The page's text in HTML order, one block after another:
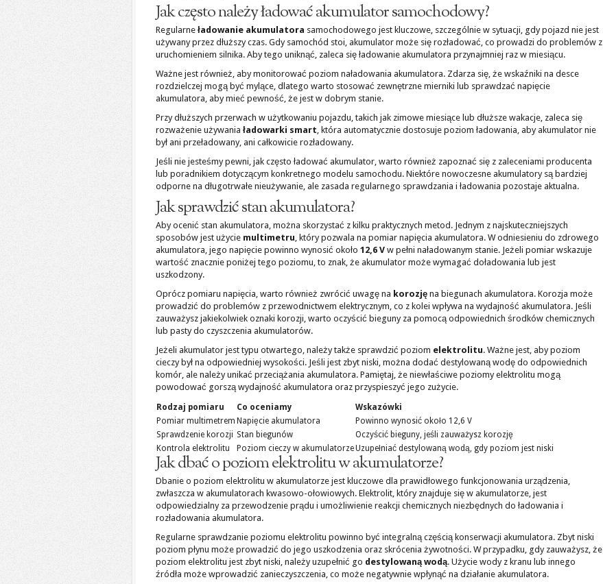
Jak często należy ładować akumulator samochodowy?
Regularne ładowanie akumulatora samochodowego jest kluczowe, szczególnie w sytuacji, gdy pojazd nie jest
używany przez dłuższy czas. Gdy samochód stoi, akumulator może się rozładować, co prowadzi do problemów z
uruchomieniem silnika. Aby tego uniknąć, zaleca się ładowanie akumulatora przynajmniej raz w miesiącu.
Ważne jest również, aby monitorować poziom naładowania akumulatora. Zdarza się, że wskaźniki na desce
rozdzielczej mogą być mylące, dlatego warto stosować zewnętrzne mierniki lub sprawdzać napięcie
akumulatora, aby mieć pewność, że jest w dobrym stanie.
Przy dłuższych przerwach w użytkowaniu pojazdu, takich jak zimowe miesiące lub dłuższe wakacje, zaleca się
rozważenie używania ładowarki smart, która automatycznie dostosuje poziom ładowania, aby akumulator nie
był ani przeładowany, ani całkowicie rozładowany.
Jeśli nie jesteśmy pewni, jak często ładować akumulator, warto również zapoznać się z zaleceniami producenta
lub poradnikiem dotyczącym konkretnego modelu samochodu. Niektóre nowoczesne akumulatory są bardziej
odporne na długotrwałe nieużywanie, ale zasada regularnego sprawdzania i ładowania pozostaje aktualna.
Jak sprawdzić stan akumulatora?
Aby ocenić stan akumulatora, można skorzystać z kilku praktycznych metod. Jednym z najskuteczniejszych
sposobów jest użycie multimetru, który pozwala na pomiar napięcia akumulatora. W odniesieniu do zdrowego
akumulatora, jego napięcie powinno wynosić około 12,6 V w pełni naładowanym stanie. Jeżeli pomiar wskazuje
wartość znacznie poniżej tego poziomu, to znak, że akumulator może wymagać doładowania lub jest
uszkodzony.
Oprócz pomiaru napięcia, warto również zwrócić uwagę na korozję na biegunach akumulatora. Korozja może
prowadzić do problemów z przewodnictwem elektrycznym, co z kolei wpływa na wydajność akumulatora. Jeśli
zauważysz jakiekolwiek oznaki korozji, warto oczyścić bieguny za pomocą odpowiednich środków chemicznych
lub pasty do czyszczenia akumulatorów.
Jeżeli akumulator jest typu otwartego, należy także sprawdzić poziom elektrolitu. Ważne jest, aby poziom
cieczy był na odpowiedniej wysokości. Jeśli jest zbyt niski, można dodać destylowaną wodę do odpowiednich
komór, ale należy unikać przeciążania akumulatora. Pamiętaj, że niewłaściwe poziomy elektrolitu mogą
powodować gorszą wydajność akumulatora oraz przyspieszyć jego zużycie.
Rodzaj pomiaru Co oceniamy
Wskazówki
Pomiar multimetrem Napięcie akumulatora
Powinno wynosić około 12,6 V
Sprawdzenie korozji Stan biegunów
Oczyścić bieguny, jeśli zauważysz korozję
Kontrola elektrolitu
Poziom cieczy w akumulatorzeUzupełniać destylowaną wodą, gdy poziom jest niski
Jak dbać o poziom elektrolitu w akumulatorze?
Dbanie o poziom elektrolitu w akumulatorze jest kluczowe dla prawidłowego funkcjonowania urządzenia,
zwłaszcza w akumulatorach kwasowo-ołowiowych. Elektrolit, który znajduje się w akumulatorze, jest
odpowiedzialny za przewodzenie prądu i umożliwienie reakcji chemicznych niezbędnych do ładowania i
rozładowania akumulatora.
Regularne sprawdzanie poziomu elektrolitu powinno być integralną częścią konserwacji akumulatora. Zbyt niski
poziom płynu może prowadzić do jego uszkodzenia oraz skrócenia żywotności. W przypadku, gdy zauważysz, że
poziom elektrolitu jest zbyt niski, należy uzupełnić go destylowaną wodą. Użycie wody z kranu lub innego
źródła może wprowadzić zanieczyszczenia, co może negatywnie wpłynąć na działanie akumulatora.